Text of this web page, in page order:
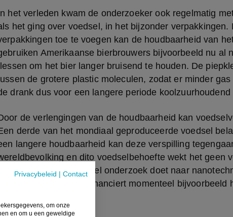
Privacybeleid Contact
om onze
en om u een geweldige
het verleden kwam de onderzoeker ook regelmatig
het ging over voedsel, in het bijzonder verpakkingen.
toe te voegen kan de houdbaarheid van
Amerikaanse bierbrouwers bijvoorbeeld nu al
om het bier langer bruisend te houden. De
de grotere plastic moleculen, zodat er minder
drank dus voor een langere periode koolzuurhoudend
de verlengingen van de houdbaarheid kan
derde van het mondiaal geproduceerde voedsel
langere houdbaarheid kan deze verspilling
en dito voedselbehoefte wekt het geen
verpakkingsindustrie veel onderzoek doet naar
stelt budgetten vrij en financiert momenteel bijvoorbeeld